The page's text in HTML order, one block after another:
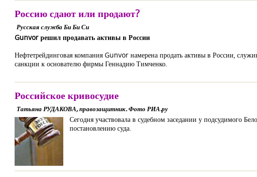
Россию сдают или продают?
Русская служба Би Би Си
Gunvor решил продавать активы в России
Нефтетрейдинговая компания Gunvor намерена продать активы в России,
санкции к основателю фирмы Геннадию Тимченко.
Российское кривосудие
Татьяна РУДАКОВА, правозащитник. Фото РИА.ру
Сегодня участвовала в судебном заседании у подсудимого
постановлению суда.